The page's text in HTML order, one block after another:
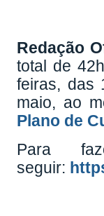
Redação
total de
feiras, das
maio, ao
Plano de
Para
seguir: